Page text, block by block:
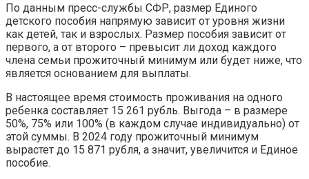
По данным пресс-службы СФР, размер Единого
детского пособия напрямую зависит от уровня жизни
как детей, так и взрослых. Размер пособия зависит от
первого, а от второго – превысит ли доход каждого
члена семьи прожиточный минимум или будет ниже, что
является основанием для выплаты.
В настоящее время стоимость проживания на одного
ребенка составляет 15 261 рубль. Выгода – в размере
50%, 75% или 100% (в каждом случае индивидуально) от
этой суммы. В 2024 году прожиточный минимум
вырастет до 15 871 рубля, а значит, увеличится и Единое
пособие.